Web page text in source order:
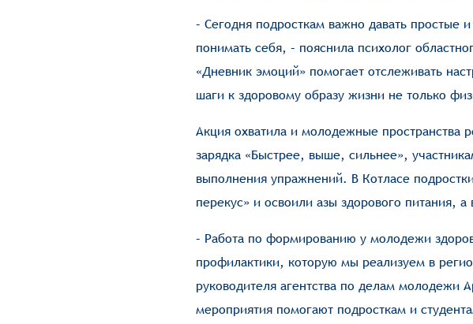
– Сегодня подросткам важно давать
понимать себя, – пояснила психолог
«Дневник эмоций» помогает отслеживать
шаги к здоровому образу жизни не только
Акция охватила и молодежные
зарядка «Быстрее, выше, сильнее»,
выполнения упражнений. В Котласе
перекус» и освоили азы здорового питания,
– Работа по формированию у молодежи
профилактики, которую мы реализуем в
руководителя агентства по делам молодежи
мероприятия помогают подросткам и